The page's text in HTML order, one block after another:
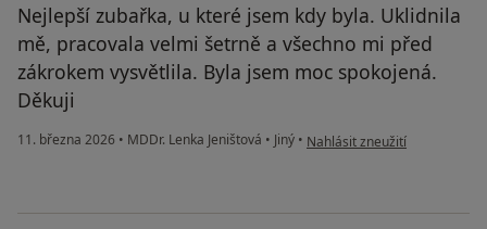
Nejlepší zubařka, u které jsem kdy byla. Uklidnila
mě, pracovala velmi šetrně a všechno mi před
zákrokem vysvětlila. Byla jsem moc spokojená.
Děkuji
11. března 2026 • MDDr. Lenka Jeništová • Jiný • podle názoru uživatele S.M
Nahlásit zneužití